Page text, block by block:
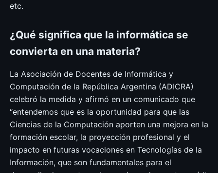
etc.
¿Qué significa que la informática se
convierta en una materia?
La Asociación de Docentes de Informática y
Computación de la República Argentina (ADICRA)
celebró la medida y afirmó en un comunicado que
“entendemos que es la oportunidad para que las
Ciencias de la Computación aporten una mejora en la
formación escolar, la proyección profesional y el
impacto en futuras vocaciones en Tecnologías de la
Información, que son fundamentales para el